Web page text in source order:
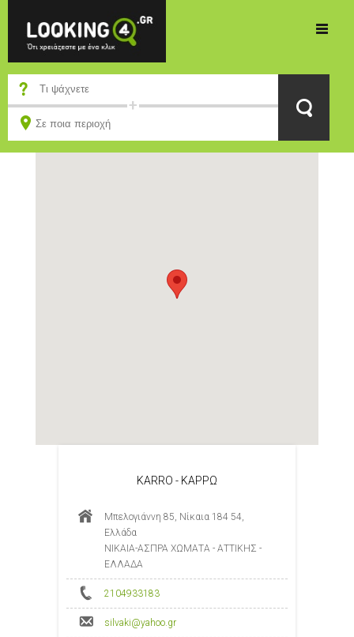
KARRO - ΚΑΡΡΩ
Μπελογιάννη 85, Νίκαια 184 54,
Ελλάδα
ΝΙΚΑΙΑ-ΑΣΠΡΑ ΧΩΜΑΤΑ - ΑΤΤΙΚΗΣ -
ΕΛΛΑΔΑ
2104933183
silvaki@yahoo.gr